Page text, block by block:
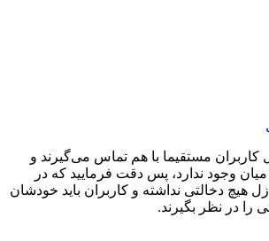
کاربران مستقیما با هم تماس می‌گیرند و
وجود ندارد، پس دقت فرمایید که در
هیچ دخالتی نداشته و کاربران باید خودشان
را در نظر بگیرند.